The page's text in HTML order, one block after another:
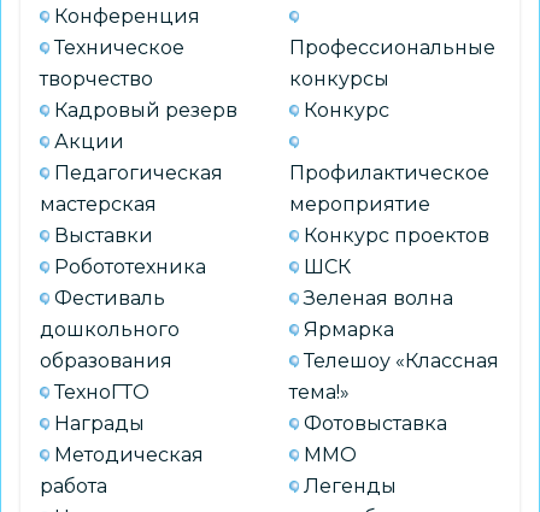
Конференция
Техническое
творчество
Кадровый резерв
Акции
Педагогическая
мастерская
Выставки
Робототехника
Фестиваль
дошкольного
образования
ТехноГТО
Награды
Методическая
работа
Профессиональные
конкурсы
Конкурс
Профилактическое
мероприятие
Конкурс проектов
ШСК
Зеленая волна
Ярмарка
Телешоу «Классная
тема!»
Фотовыставка
ММО
Легенды